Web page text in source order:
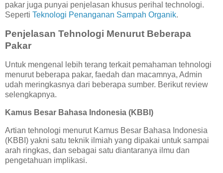
pakar juga punyai penjelasan khusus perihal technologi.
Seperti Teknologi Penanganan Sampah Organik.
Penjelasan Tehnologi Menurut Beberapa
Pakar
Untuk mengenal lebih terang terkait pemahaman tehnologi
menurut beberapa pakar, faedah dan macamnya, Admin
udah meringkasnya dari beberapa sumber. Berikut review
selengkapnya.
Kamus Besar Bahasa Indonesia (KBBI)
Artian tehnologi menurut Kamus Besar Bahasa Indonesia
(KBBI) yakni satu teknik ilmiah yang dipakai untuk sampai
arah ringkas, dan sebagai satu diantaranya ilmu dan
pengetahuan implikasi.